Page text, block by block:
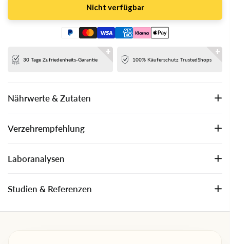
Nicht verfügbar
30 Tage Zufriedenheits-Garantie 100% Käuferschutz TrustedShops
Nährwerte & Zutaten
Verzehrempfehlung
Laboranalysen
Studien & Referenzen